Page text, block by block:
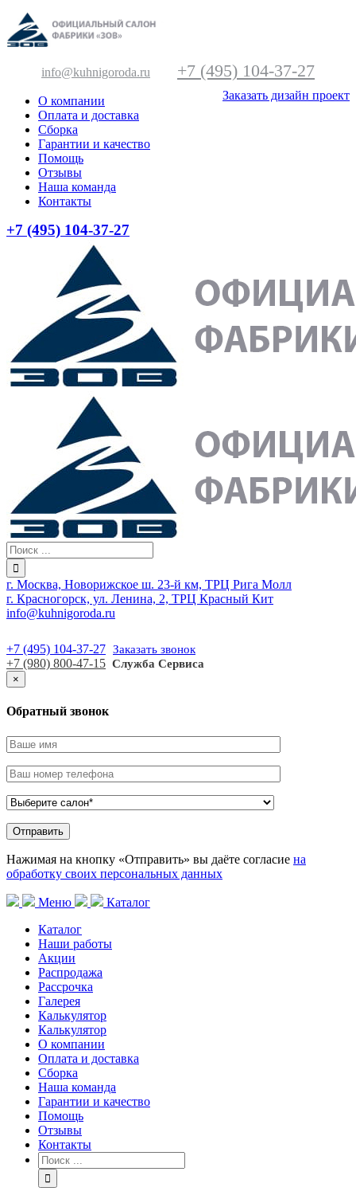
info@kuhnigoroda.ru +7 (495) 104-37-27
Заказать дизайн проект
О компании
Оплата и доставка
Сборка
Гарантии и качество
Помощь
Отзывы
Наша команда
Контакты
+7 (495) 104-37-27
г. Москва, Новорижское ш. 23-й км, ТРЦ Рига Молл
г. Красногорск, ул. Ленина, 2, ТРЦ Красный Кит
info@kuhnigoroda.ru
+7 (495) 104-37-27 Заказать звонок
+7 (980) 800-47-15 Служба Сервиса
×
Обратный звонок
Нажимая на кнопку «Отправить» вы даёте согласие на
обработку своих персональных данных
Меню
Каталог
Каталог
Наши работы
Акции
Распродажа
Рассрочка
Галерея
Калькулятор
Калькулятор
О компании
Оплата и доставка
Сборка
Наша команда
Гарантии и качество
Помощь
Отзывы
Контакты